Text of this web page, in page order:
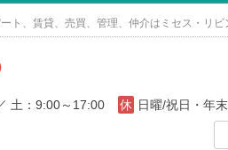
ト、賃貸、売買、管理、仲介はミセス・リビ
土：9:00～17:00 休 日曜/祝日・年